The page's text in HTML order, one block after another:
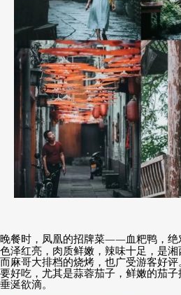
晚餐时，凤凰的招牌菜——血粑鸭，
色泽红亮，肉质鲜嫩，辣味十足，是湘
而麻哥大排档的烧烤，也广受游客好
要好吃，尤其是蒜蓉茄子，鲜嫩的茄子
垂涎欲滴。